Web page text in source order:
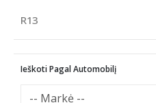
R13
Ieškoti Pagal Automobilį